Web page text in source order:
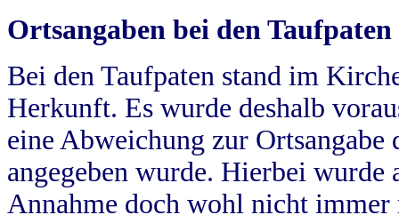
Ortsangaben bei den Taufpaten
Bei den Taufpaten stand im
Herkunft. Es wurde deshalb
eine Abweichung zur
angegeben wurde. Hierbei wurde
Annahme doch wohl nicht